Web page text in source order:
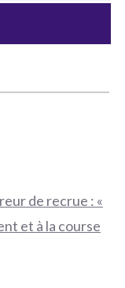
de recrue : «
et à la course